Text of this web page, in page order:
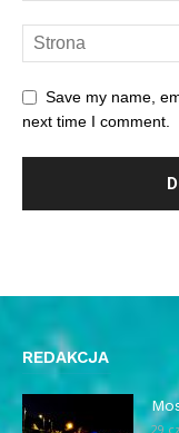
Save my name,
next time I comment.
REDAKCJA
29